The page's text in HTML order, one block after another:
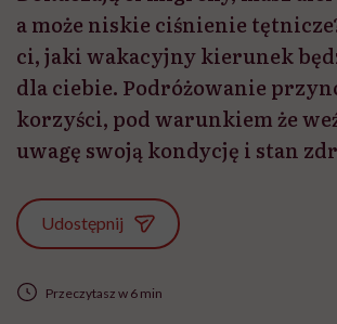
a może niskie ciśnienie
ci, jaki wakacyjny kierunek
dla ciebie. Podróżowanie
korzyści, pod warunkiem że
uwagę swoją kondycję i stan
Udostępnij
Przeczytasz w 6 min